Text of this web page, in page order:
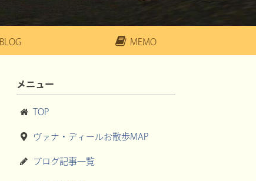
BLOG MEMO
メニュー
TOP
ヴァナ・ディールお散歩MAP
ブログ記事一覧